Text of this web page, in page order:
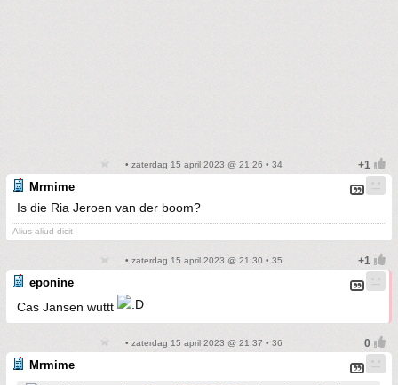
• zaterdag 15 april 2023 @ 21:26 • 34
Mrmime
Is die Ria Jeroen van der boom?
Alius aliud dicit
• zaterdag 15 april 2023 @ 21:30 • 35
eponine
Cas Jansen wuttt
• zaterdag 15 april 2023 @ 21:37 • 36
Mrmime